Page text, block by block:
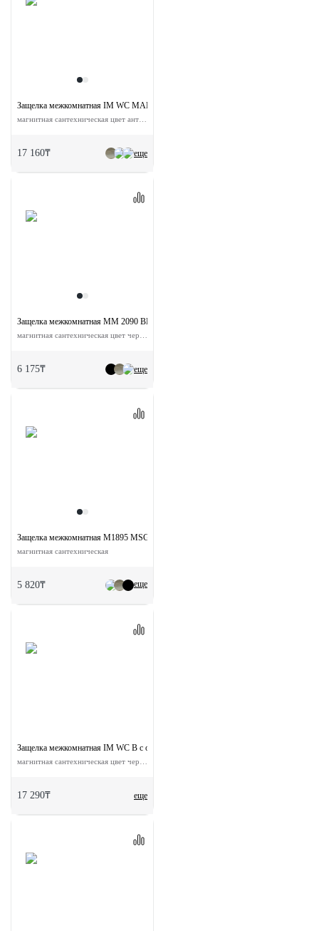
еще
Защелка межкомнатная IM WC MAB с ответной планкой
17 160₸
еще
Защелка межкомнатная MM 2090 BL с ответной планкой
6 175₸
еще
Защелка межкомнатная M1895 MSG с ответной планкой
магнитная сантехническая
5 820₸
еще
Защелка межкомнатная IM WC B с ответной планкой
17 290₸